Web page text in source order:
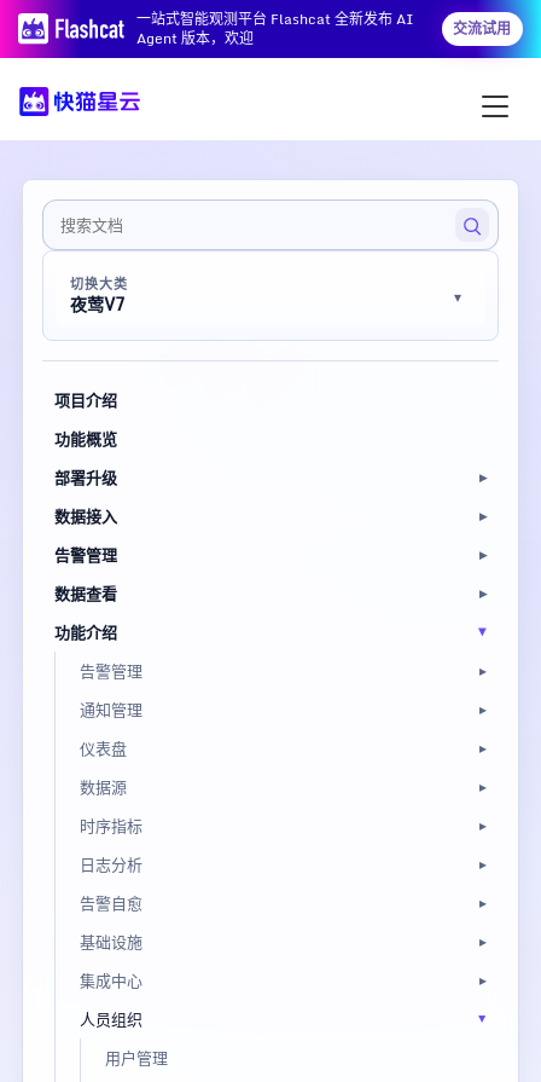
一站式智能观测平台 Flashcat 全新发布 AI
Agent 版本，欢迎
交流试用
切换大类
夜莺V7
项目介绍
功能概览
部署升级
数据接入
告警管理
数据查看
功能介绍
告警管理
通知管理
仪表盘
数据源
时序指标
日志分析
告警自愈
基础设施
集成中心
人员组织
用户管理